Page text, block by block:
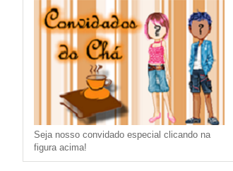
Seja nosso convidado especial clicando na
figura acima!